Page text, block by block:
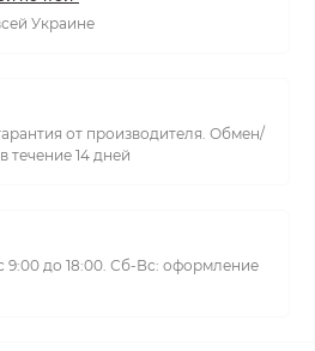
Украине
от производителя. Обмен/
течение 14 дней
9:00 до 18:00. Сб-Вс: оформление